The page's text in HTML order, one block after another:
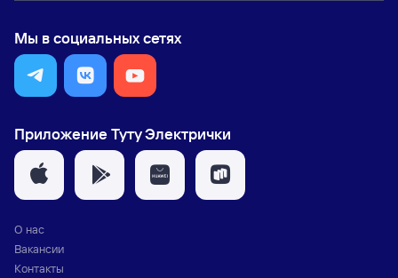
Мы в социальных сетях
Приложение Туту Электрички
О нас
Вакансии
Контакты